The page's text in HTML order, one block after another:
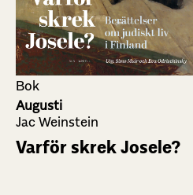
Bok
Augusti
Jac Weinstein
Varför skrek Josele?